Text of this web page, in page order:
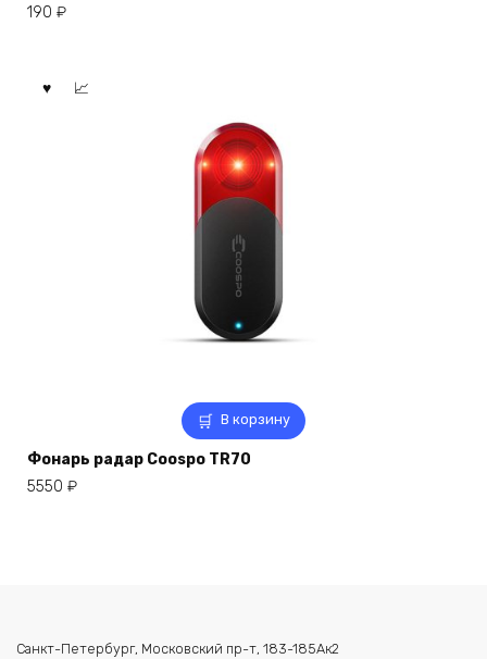
190 ₽
В корзину
Фонарь радар Coospo TR70
5550 ₽
Санкт-Петербург, Московский пр-т, 183-185Ак2